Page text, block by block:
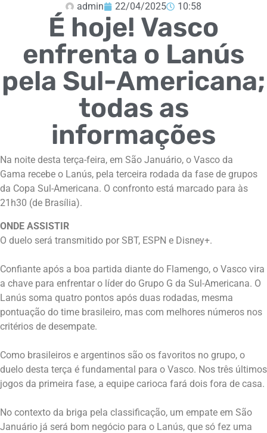
admin 22/04/2025 10:58
É hoje! Vasco
enfrenta o Lanús
pela Sul-Americana;
todas as
informações
Na noite desta terça-feira, em São Januário, o Vasco da
Gama recebe o Lanús, pela terceira rodada da fase de grupos
da Copa Sul-Americana. O confronto está marcado para às
21h30 (de Brasília).
ONDE ASSISTIR
O duelo será transmitido por SBT, ESPN e Disney+.
Confiante após a boa partida diante do Flamengo, o Vasco vira
a chave para enfrentar o líder do Grupo G da Sul-Americana. O
Lanús soma quatro pontos após duas rodadas, mesma
pontuação do time brasileiro, mas com melhores números nos
critérios de desempate.
Como brasileiros e argentinos são os favoritos no grupo, o
duelo desta terça é fundamental para o Vasco. Nos três últimos
jogos da primeira fase, a equipe carioca fará dois fora de casa.
No contexto da briga pela classificação, um empate em São
Januário já será bom negócio para o Lanús, que só fez uma